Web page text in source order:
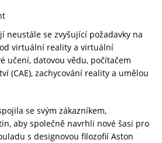
neustále se zvyšující požadavky na
virtuální reality a virtuální
učení, datovou vědu, počítačem
(CAE), zachycování reality a umělou
se svým zákazníkem,
aby společně navrhli nové šasi pro
s designovou filozofií Aston